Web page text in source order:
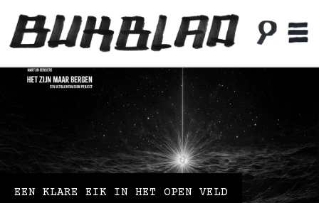
EEN KLARE EIK IN HET OPEN VELD